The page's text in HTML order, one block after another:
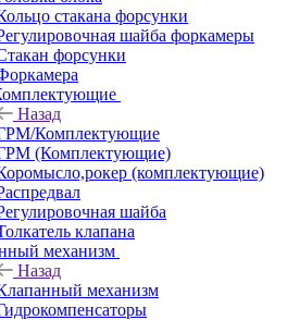
стакана форсунки
шайба форкамеры
форсунки
Назад
Комплектующие
(Комплектующие)
(комплектующие)
шайба
клапана
механизм
Назад
механизм